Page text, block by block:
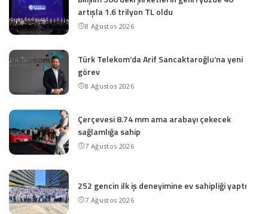
artışla 1.6 trilyon TL oldu
8 Ağustos 2026
Türk Telekom’da Arif Sancaktaroğlu’na yeni
görev
8 Ağustos 2026
Çerçevesi 8.74 mm ama arabayı çekecek
sağlamlığa sahip
7 Ağustos 2026
252 gencin ilk iş deneyimine ev sahipliği yaptı
7 Ağustos 2026